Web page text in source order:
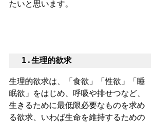
たいと思います。
1.生理的欲求
生理的欲求は、「食欲」「性欲」「睡
眠欲」をはじめ、呼吸や排せつなど、
生きるために最低限必要なものを求め
る欲求、いわば生命を維持するための